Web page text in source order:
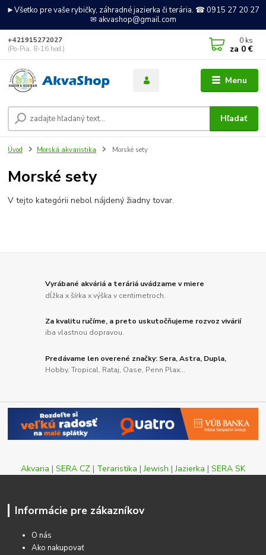
►Všetko pre vaše rybičky, záhradné jazierka či terária. ☎ 0915 27 20 27
✉ akvashop@gmail.com
Menu
Hľadať
+421915272027
(Po-Pia, 8-16 hod.)
0 ks
za 0 €
Úvod Morská akvaristika Morské sety
Morské sety
V tejto kategórii nebol nájdený žiadny tovar.
Vyrábané akváriá a teráriá uvádzame v miere
dĺžka x šírka x výška v centimetroch.
Za kvalitu ručíme, a preto uskutočňujeme rozvoz vivárií
iba vlastnou dopravou.
Predávame len overené značky: Sera, Astra, Dupla,
Hobby, Tropical, Rataj, Oase, Penn Plax...
Akvaria | SERA CZ | Teraristika |Jewish |Jazierka | SERA SK
Informácie pre zákazníkov
O nás
Ako nakupovať